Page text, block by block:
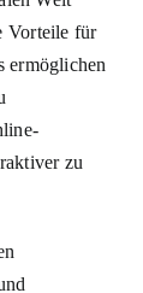
Vorteile für
ermöglichen
zu